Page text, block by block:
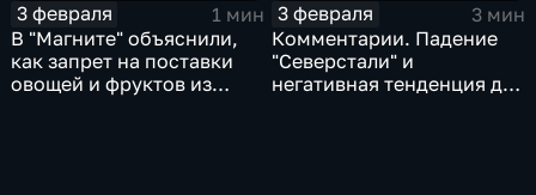
3 февраля
1 мин
В "Магните" объяснили,
как запрет на поставки
овощей и фруктов из
3 февраля
3 мин
Комментарии. Падение
"Северстали" и
негативная тенденция для